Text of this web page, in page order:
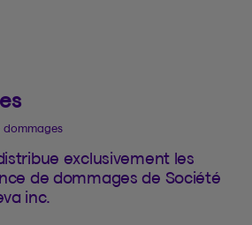
dommages
exclusivement les
de dommages de Société
inc.